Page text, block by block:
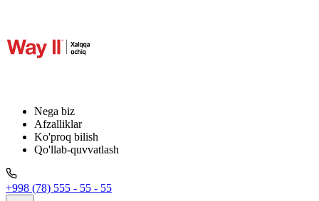
Nega biz
Afzalliklar
Ko'proq bilish
Qo'llab-quvvatlash
+998 (78) 555 - 55 - 55